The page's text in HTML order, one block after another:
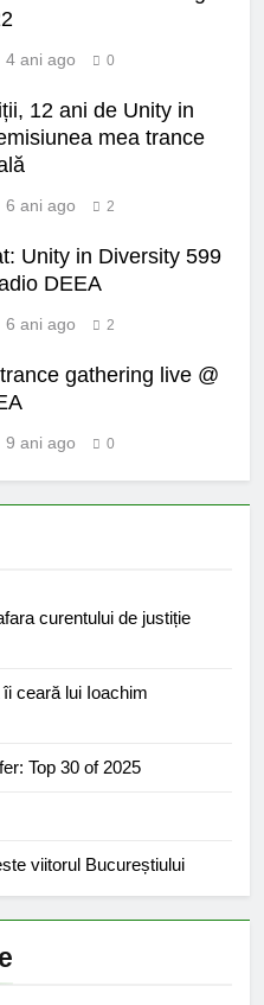
4 ani ago 0
12 ani de Unity in
mea trance
6 ani ago 2
Unity in Diversity 599
DEEA
6 ani ago 2
gathering live @
9 ani ago 0
curentului de justiție
ceară lui Ioachim
Top 30 of 2025
viitorul Bucureștiului